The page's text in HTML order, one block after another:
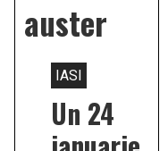
auster
IASI
Un 24